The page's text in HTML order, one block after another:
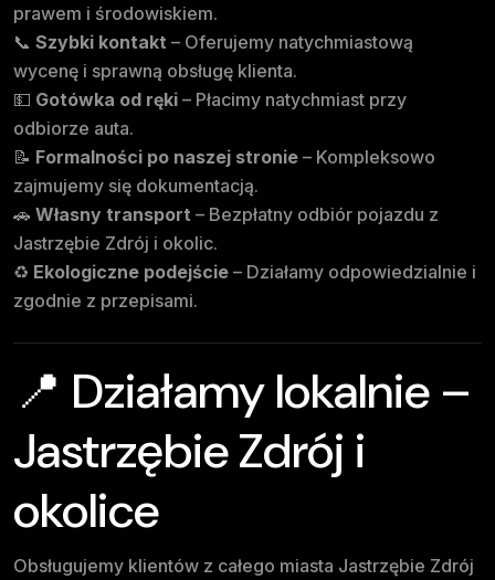
prawem i środowiskiem.
📞 Szybki kontakt – Oferujemy natychmiastową
wycenę i sprawną obsługę klienta.
💵 Gotówka od ręki – Płacimy natychmiast przy
odbiorze auta.
📝 Formalności po naszej stronie – Kompleksowo
zajmujemy się dokumentacją.
🚗 Własny transport – Bezpłatny odbiór pojazdu z
Jastrzębie Zdrój i okolic.
♻️ Ekologiczne podejście – Działamy odpowiedzialnie i
zgodnie z przepisami.
📍 Działamy lokalnie –
Jastrzębie Zdrój i
okolice
Obsługujemy klientów z całego miasta Jastrzębie Zdrój